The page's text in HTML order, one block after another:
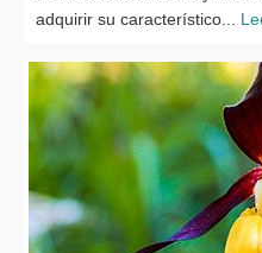
adquirir su característico...